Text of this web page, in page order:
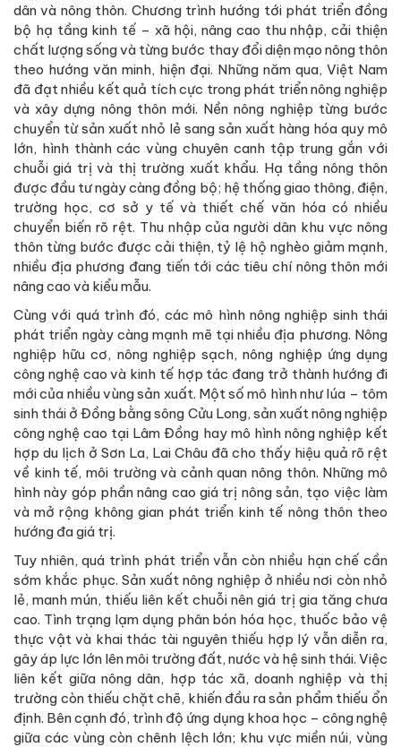
dân và nông thôn. Chương trình hướng tới phát triển đồng
bộ hạ tầng kinh tế – xã hội, nâng cao thu nhập, cải thiện
chất lượng sống và từng bước thay đổi diện mạo nông thôn
theo hướng văn minh, hiện đại. Những năm qua, Việt Nam
đã đạt nhiều kết quả tích cực trong phát triển nông nghiệp
và xây dựng nông thôn mới. Nền nông nghiệp từng bước
chuyển từ sản xuất nhỏ lẻ sang sản xuất hàng hóa quy mô
lớn, hình thành các vùng chuyên canh tập trung gắn với
chuỗi giá trị và thị trường xuất khẩu. Hạ tầng nông thôn
được đầu tư ngày càng đồng bộ; hệ thống giao thông, điện,
trường học, cơ sở y tế và thiết chế văn hóa có nhiều
chuyển biến rõ rệt. Thu nhập của người dân khu vực nông
thôn từng bước được cải thiện, tỷ lệ hộ nghèo giảm mạnh,
nhiều địa phương đang tiến tới các tiêu chí nông thôn mới
nâng cao và kiểu mẫu.
Cùng với quá trình đó, các mô hình nông nghiệp sinh thái
phát triển ngày càng mạnh mẽ tại nhiều địa phương. Nông
nghiệp hữu cơ, nông nghiệp sạch, nông nghiệp ứng dụng
công nghệ cao và kinh tế hợp tác đang trở thành hướng đi
mới của nhiều vùng sản xuất. Một số mô hình như lúa – tôm
sinh thái ở Đồng bằng sông Cửu Long, sản xuất nông nghiệp
công nghệ cao tại Lâm Đồng hay mô hình nông nghiệp kết
hợp du lịch ở Sơn La, Lai Châu đã cho thấy hiệu quả rõ rệt
về kinh tế, môi trường và cảnh quan nông thôn. Những mô
hình này góp phần nâng cao giá trị nông sản, tạo việc làm
và mở rộng không gian phát triển kinh tế nông thôn theo
hướng đa giá trị.
Tuy nhiên, quá trình phát triển vẫn còn nhiều hạn chế cần
sớm khắc phục. Sản xuất nông nghiệp ở nhiều nơi còn nhỏ
lẻ, manh mún, thiếu liên kết chuỗi nên giá trị gia tăng chưa
cao. Tình trạng lạm dụng phân bón hóa học, thuốc bảo vệ
thực vật và khai thác tài nguyên thiếu hợp lý vẫn diễn ra,
gây áp lực lớn lên môi trường đất, nước và hệ sinh thái. Việc
liên kết giữa nông dân, hợp tác xã, doanh nghiệp và thị
trường còn thiếu chặt chẽ, khiến đầu ra sản phẩm thiếu ổn
định. Bên cạnh đó, trình độ ứng dụng khoa học – công nghệ
giữa các vùng còn chênh lệch lớn; khu vực miền núi, vùng